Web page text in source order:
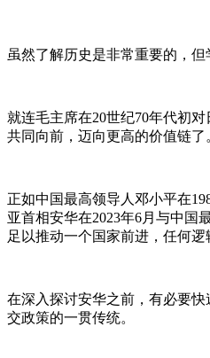
虽然了解历史是非常重要的，
就连毛主席在20世纪70年代初
共同向前，迈向更高的价值链了
正如中国最高领导人邓小平在
亚首相安华在2023年6月与中国
足以推动一个国家前进，任何
在深入探讨安华之前，有必要
交政策的一贯传统。